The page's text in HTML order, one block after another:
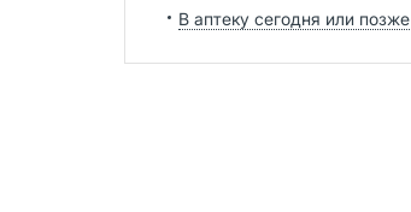
В аптеку сегодня или позже